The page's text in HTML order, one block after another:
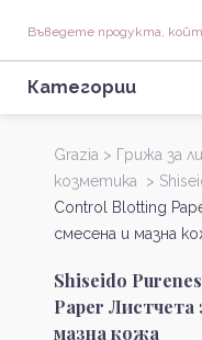
Категории
Grazia > Грижа за
козметика >
Control Blotting
смесена и мазна
Shiseido
Paper Листчета
мазна кожа